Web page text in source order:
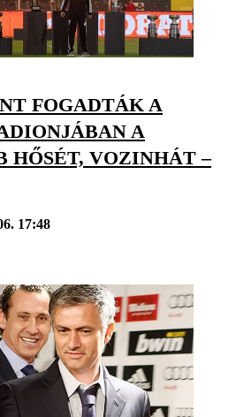
FOGADTÁK A
A
HŐSÉT, VOZINHÁT –
17:48